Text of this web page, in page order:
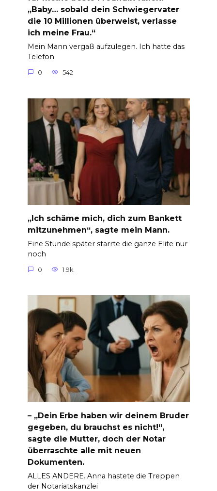
„Baby… sobald dein Schwiegervater
die 10 Millionen überweist, verlasse
ich meine Frau.“
Mein Mann vergaß aufzulegen. Ich hatte das
Telefon
0 542
„Ich schäme mich, dich zum Bankett
mitzunehmen“, sagte mein Mann.
Eine Stunde später starrte die ganze Elite nur
noch
0 1.9k.
– „Dein Erbe haben wir deinem Bruder
gegeben, du brauchst es nicht!“,
sagte die Mutter, doch der Notar
überraschte alle mit neuen
Dokumenten.
ALLES ANDERE. Anna hastete die Treppen
der Notariatskanzlei